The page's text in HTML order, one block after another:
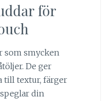
för
som smycken
De ger
till textur, färger
din